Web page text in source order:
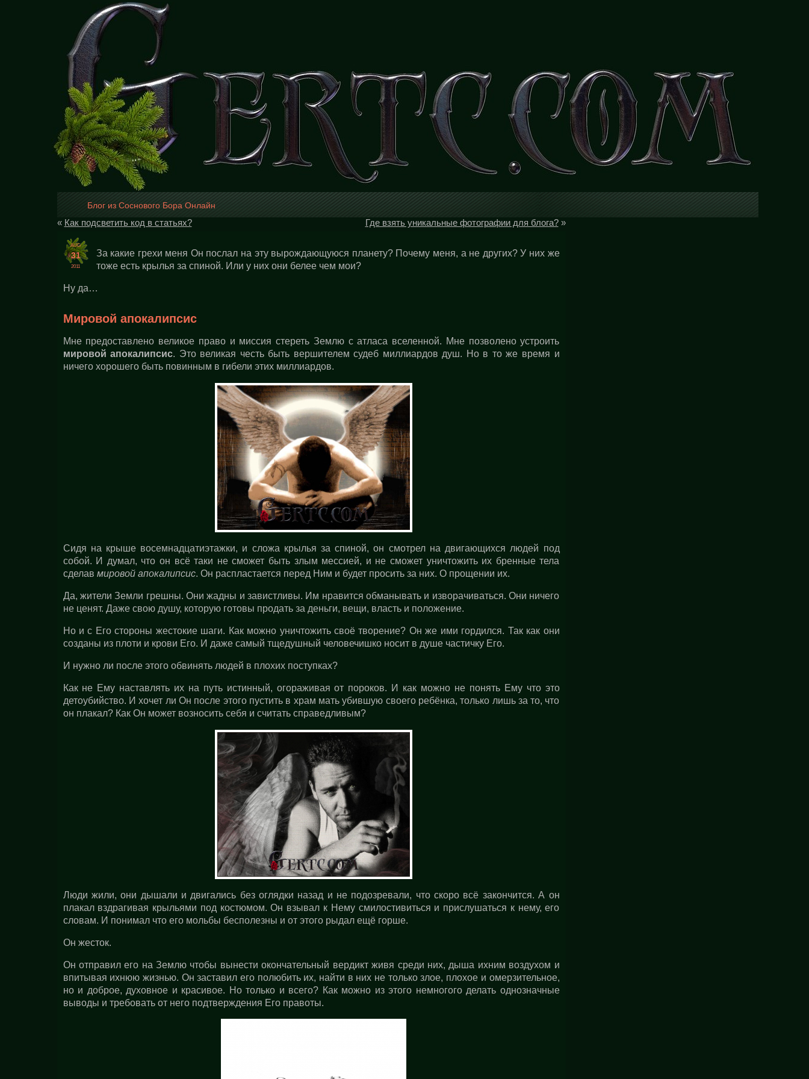
Блог из Соснового Бора Онлайн
« Как подсветить код в статьях? Где взять уникальные фотографии для блога?»
AUG
31
2011
За какие грехи меня Он послал на эту вырождающуюся планету? Почему меня, а не других? У них же
тоже есть крылья за спиной. Или у них они белее чем мои?
Ну да…
Мировой апокалипсис
Мне предоставлено великое право и миссия стереть Землю с атласа вселенной. Мне позволено устроить
мировой апокалипсис. Это великая честь быть вершителем судеб миллиардов душ. Но в то же время и
ничего хорошего быть повинным в гибели этих миллиардов.
Сидя на крыше восемнадцатиэтажки, и сложа крылья за спиной, он смотрел на двигающихся людей под
собой. И думал, что он всё таки не сможет быть злым мессией, и не сможет уничтожить их бренные тела
сделав мировой апокалипсис. Он распластается перед Ним и будет просить за них. О прощении их.
Да, жители Земли грешны. Они жадны и завистливы. Им нравится обманывать и изворачиваться. Они ничего
не ценят. Даже свою душу, которую готовы продать за деньги, вещи, власть и положение.
Но и с Его стороны жестокие шаги. Как можно уничтожить своё творение? Он же ими гордился. Так как они
созданы из плоти и крови Его. И даже самый тщедушный человечишко носит в душе частичку Его.
И нужно ли после этого обвинять людей в плохих поступках?
Как не Ему наставлять их на путь истинный, огораживая от пороков. И как можно не понять Ему что это
детоубийство. И хочет ли Он после этого пустить в храм мать убившую своего ребёнка, только лишь за то, что
он плакал? Как Он может возносить себя и считать справедливым?
Люди жили, они дышали и двигались без оглядки назад и не подозревали, что скоро всё закончится. А он
плакал вздрагивая крыльями под костюмом. Он взывал к Нему смилостивиться и прислушаться к нему, его
словам. И понимал что его мольбы бесполезны и от этого рыдал ещё горше.
Он жесток.
Он отправил его на Землю чтобы вынести окончательный вердикт живя среди них, дыша ихним воздухом и
впитывая ихнюю жизнью. Он заставил его полюбить их, найти в них не только злое, плохое и омерзительное,
но и доброе, духовное и красивое. Но только и всего? Как можно из этого немногого делать однозначные
выводы и требовать от него подтверждения Его правоты.